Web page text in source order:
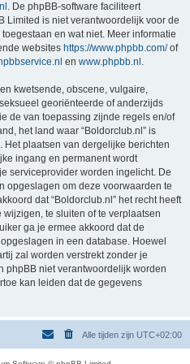
. De phpBB-software faciliteert
Limited is niet verantwoordelijk voor de
en wat niet. Meer informatie
websites https://www.phpbb.com/of
en www.phpbb.nl .
kwetsende, obscene, vulgaire,
georiënteerde of anderzijds
de van toepassing zijnde regels en/of
het land waar “Boldorclub.nl” is
plaatsen van dergelijke berichten
ingang en permanent wordt
serviceprovider worden ingelicht. De
opgeslagen om deze voorwaarden te
dat “Boldorclub.nl” het recht heeft
te sluiten of te verplaatsen
ga je ermee akkoord dat de
in een database. Hoewel
zal worden verstrekt zonder je
phpBB niet verantwoordelijk worden
kan leiden dat de gegevens
Alle tijden zijn UTC+02:00